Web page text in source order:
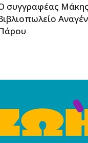
συγγραφέας